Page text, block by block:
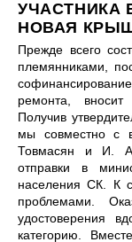
УЧАСТНИКА
НОВАЯ
Прежде всего
племянниками,
ремонта,
Получив
мы совместно с
Товмасян и И. А.
отправки в
населения СК. К
проблемами.
удостоверения
категорию.